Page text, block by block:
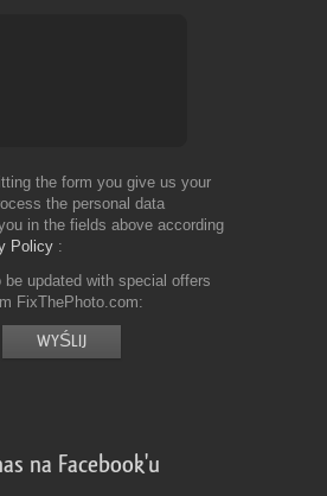
the form you give us your
the personal data
in the fields above according
Policy
be updated with special offers
FixThePhoto.com
na Facebook'u